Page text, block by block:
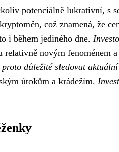
potenciálně lukrativní, s
což znamená, že
i během jediného dne.
relativně novým fenoménem
proto důležité sledovat
útokům a krádežím.